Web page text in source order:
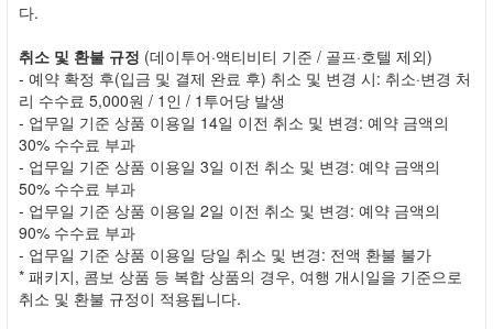
다.
취소 및 환불 규정 (데이투어·액티비티 기준 / 골프·호텔 제외)
- 예약 확정 후(입금 및 결제 완료 후) 취소 및 변경 시: 취소·변경 처
리 수수료 5,000원 / 1인 / 1투어당 발생
- 업무일 기준 상품 이용일 14일 이전 취소 및 변경: 예약 금액의
30% 수수료 부과
- 업무일 기준 상품 이용일 3일 이전 취소 및 변경: 예약 금액의
50% 수수료 부과
- 업무일 기준 상품 이용일 2일 이전 취소 및 변경: 예약 금액의
90% 수수료 부과
- 업무일 기준 상품 이용일 당일 취소 및 변경: 전액 환불 불가
* 패키지, 콤보 상품 등 복합 상품의 경우, 여행 개시일을 기준으로
취소 및 환불 규정이 적용됩니다.